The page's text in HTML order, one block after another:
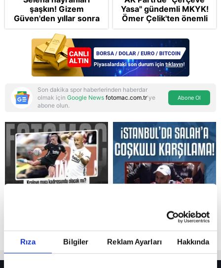
Rıza Bilgiler Reklam Ayarları Hakkında
Reddet
şaşkın! Gizem
Güven'den yıllar sonra
gelen Cansu Demirci
itirafı! "Konuşmuyoruz"
Yasa" gündemli MKYK!
Ömer Çelik'ten önemli
açıklamalar: "2 yıllık
sürecin en önemli
aşamasındayız"
Son dakika spor haberlerinden haberdar
olmak için Google News fotomac.com.tr'ye
abone olun.
Abone Ol